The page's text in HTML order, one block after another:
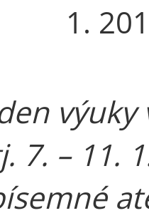
1.
výuky
7. – 11.